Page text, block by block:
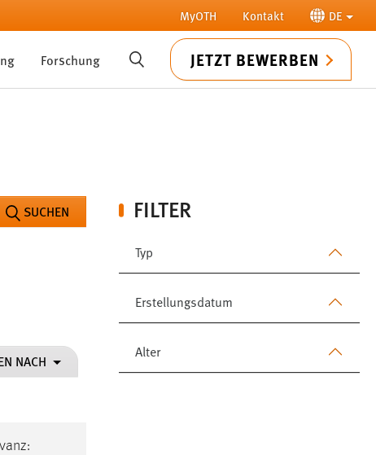
MyOTH Kontakt DE
Forschung SUCHE JETZT BEWERBEN
FILTER
Typ
Erstellungsdatum
Alter
SUCHEN
NACH